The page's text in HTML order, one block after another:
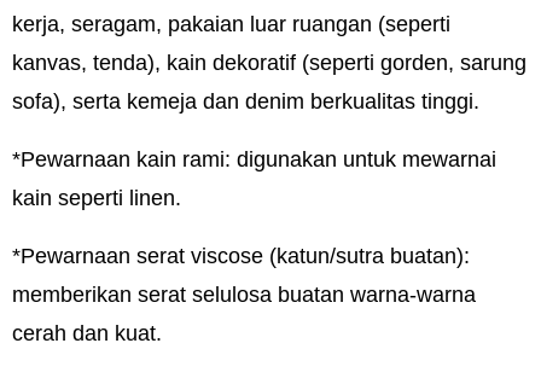
kerja, seragam, pakaian luar ruangan (seperti
kanvas, tenda), kain dekoratif (seperti gorden, sarung
sofa), serta kemeja dan denim berkualitas tinggi.
*Pewarnaan kain rami: digunakan untuk mewarnai
kain seperti linen.
*Pewarnaan serat viscose (katun/sutra buatan):
memberikan serat selulosa buatan warna-warna
cerah dan kuat.